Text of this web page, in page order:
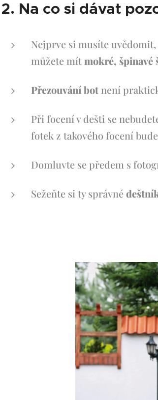
2. Na co si dávat
Nejprve si musíte
můžete mít mokré, špinavé
Přezouvání bot není
Při focení v dešti se
fotek z takového focení
Domluvte se předem s
Sežeňte si ty správné